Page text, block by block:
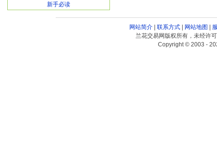
新手必读
网站简介| 联系方式| 网站地图 |
兰花交易网版权所有，未经许
Copyright © 2003 -